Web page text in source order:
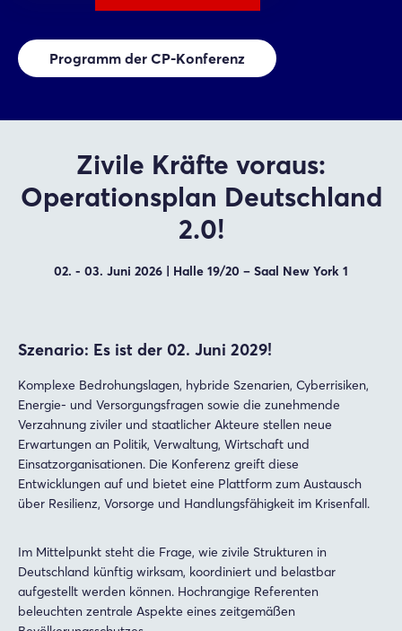
Programm der CP-Konferenz
Zivile Kräfte voraus:
Operationsplan Deutschland
2.0!
02. - 03. Juni 2026 | Halle 19/20 – Saal New York 1
Szenario: Es ist der 02. Juni 2029!
Komplexe Bedrohungslagen, hybride Szenarien, Cyberrisiken,
Energie- und Versorgungsfragen sowie die zunehmende
Verzahnung ziviler und staatlicher Akteure stellen neue
Erwartungen an Politik, Verwaltung, Wirtschaft und
Einsatzorganisationen. Die Konferenz greift diese
Entwicklungen auf und bietet eine Plattform zum Austausch
über Resilienz, Vorsorge und Handlungsfähigkeit im Krisenfall.
Im Mittelpunkt steht die Frage, wie zivile Strukturen in
Deutschland künftig wirksam, koordiniert und belastbar
aufgestellt werden können. Hochrangige Referenten
beleuchten zentrale Aspekte eines zeitgemäßen